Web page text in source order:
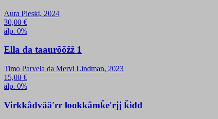
Aura Pieski, 2024
30,00 €
älp. 0%
Ella da taaurõõžž 1
Timo Parvela da Mervi Lindman, 2023
15,00 €
älp. 0%
Virkkâdvääʹrr lookkâmǩeʹrjj ǩiđđ